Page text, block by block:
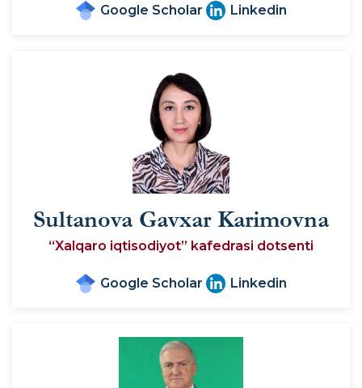
Google Scholar Linkedin
Sultanova Gavxar Karimovna
“Xalqaro iqtisodiyot” kafedrasi dotsenti
Google Scholar Linkedin